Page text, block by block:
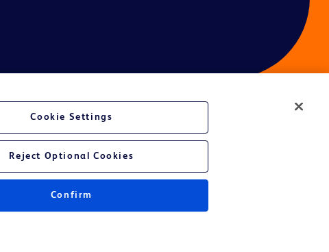
Cookie Settings
Reject Optional Cookies
Confirm